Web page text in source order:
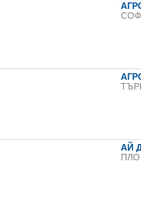
АЙ